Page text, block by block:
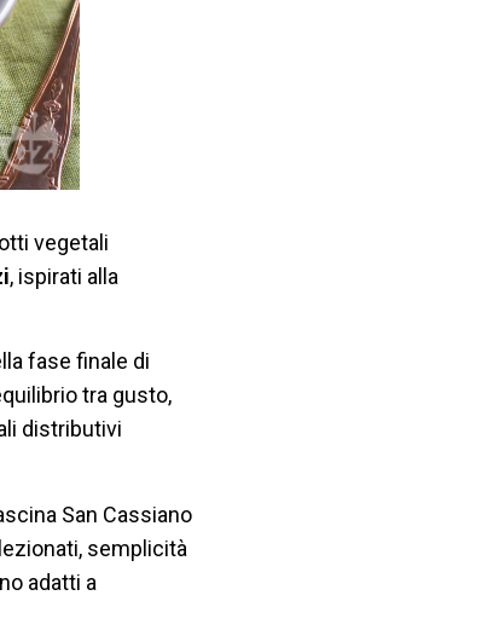
vegetali
, ispirati alla
fase finale di
tra gusto,
distributivi
San Cassiano
semplicità
adatti a